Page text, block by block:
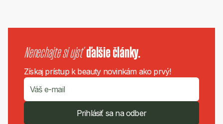
Nenechajte si ujsť ďalšie články.
Získaj prístup k beauty novinkám ako prvý!
Prihlásiť sa na odber